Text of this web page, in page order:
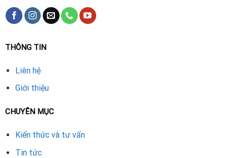
THÔNG TIN
Liên hệ
Giới thiệu
CHUYÊN MỤC
Kiến thức và tư vấn
Tin tức